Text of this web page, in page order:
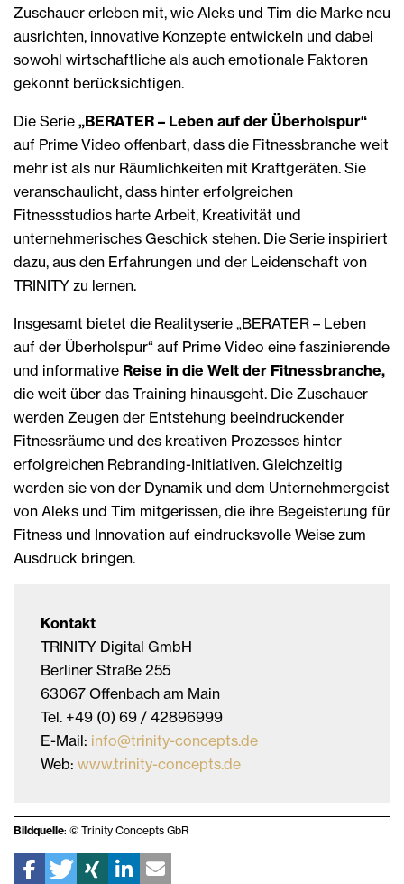
Zuschauer erleben mit, wie Aleks und Tim die Marke neu
ausrichten, innovative Konzepte entwickeln und dabei
sowohl wirtschaftliche als auch emotionale Faktoren
gekonnt berücksichtigen.
Die Serie „BERATER – Leben auf der Überholspur“
auf Prime Video offenbart, dass die Fitnessbranche weit
mehr ist als nur Räumlichkeiten mit Kraftgeräten. Sie
veranschaulicht, dass hinter erfolgreichen
Fitnessstudios harte Arbeit, Kreativität und
unternehmerisches Geschick stehen. Die Serie inspiriert
dazu, aus den Erfahrungen und der Leidenschaft von
TRINITY zu lernen.
Insgesamt bietet die Realityserie „BERATER – Leben
auf der Überholspur“ auf Prime Video eine faszinierende
und informative Reise in die Welt der Fitnessbranche,
die weit über das Training hinausgeht. Die Zuschauer
werden Zeugen der Entstehung beeindruckender
Fitnessräume und des kreativen Prozesses hinter
erfolgreichen Rebranding-Initiativen. Gleichzeitig
werden sie von der Dynamik und dem Unternehmergeist
von Aleks und Tim mitgerissen, die ihre Begeisterung für
Fitness und Innovation auf eindrucksvolle Weise zum
Ausdruck bringen.
Kontakt
TRINITY Digital GmbH
Berliner Straße 255
63067 Offenbach am Main
Tel. +49 (0) 69 / 42896999
E-Mail: info@trinity-concepts.de
Web: www.trinity-concepts.de
Bildquelle: © Trinity Concepts GbR